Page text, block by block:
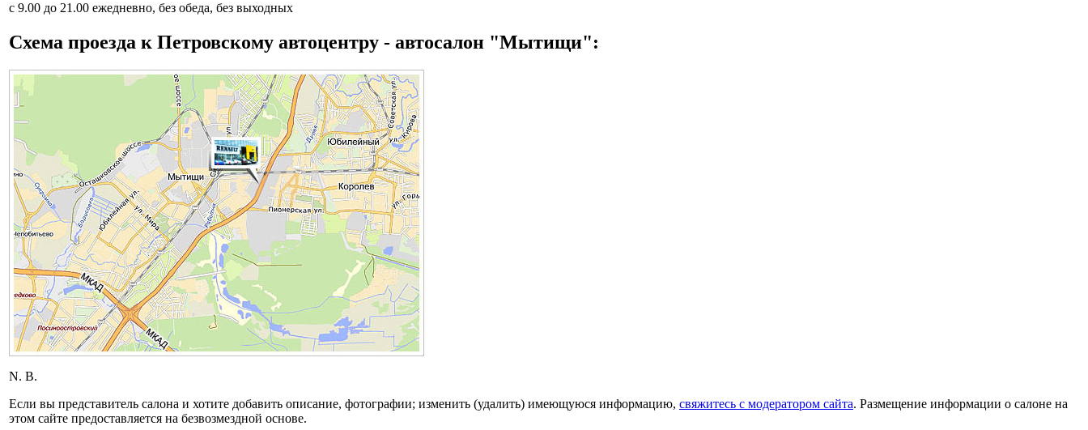
с 9.00 до 21.00 ежедневно, без обеда, без выходных
Схема проезда к Петровскому автоцентру - автосалон "Мытищи":
N. B.
Если вы представитель салона и хотите добавить описание, фотографии; изменить (удалить) имеющуюся информацию, свяжитесь с модератором сайта. Размещение информации о салоне на
этом сайте предоставляется на безвозмездной основе.